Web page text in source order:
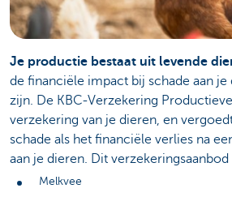
Je productie bestaat uit levende
de financiële impact bij schade aan
zijn. De KBC-Verzekering
verzekering van je dieren, en
schade als het financiële verlies na
aan je dieren. Dit
Melkvee